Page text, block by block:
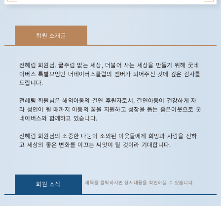
회원 소개글
전혜림 회원님. 굶주림 없는 세상, 더불어 사는 세상을 만들기 위해 굿네
이버스 특별모임인 더네이버스클럽의 멤버가 되어주신 것에 깊은 감사를
드립니다.
전혜림 회원님은 해외아동의 결연 후원자로서, 결연아동이 건강하게 자
라 성인이 될 때까지 아동의 꿈을 지원하고 성장을 돕는 좋은이웃으로 굿
네이버스와 함께하고 있습니다.
전혜림 회원님의 소중한 나눔이 소외된 이웃들에게 희망과 사랑을 전하
고 세상의 좋은 변화를 이끄는 씨앗이 될 것이라 기대합니다.
회원 소식 제목을 클릭하시면 상세내용을 확인하실 수 있습니다.